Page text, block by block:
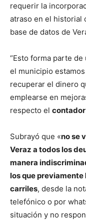
requerir la
atraso en el historial
base de datos de
“Esto forma parte
el municipio
recuperar el dinero
emplearse en
respecto el contador
Subrayó que «no se
Veraz a todos los
manera
los que
carriles, desde la
telefónico o por
situación y no